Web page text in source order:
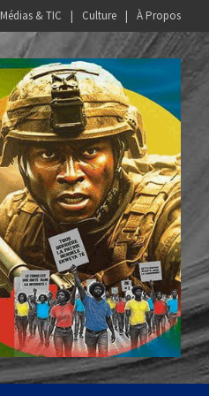
Médias & TIC Culture À Propos